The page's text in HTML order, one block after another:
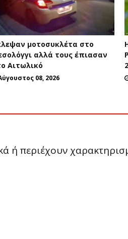
μοτοσυκλέτα στο
αλλά τους έπιασαν
Αιτωλικό
08, 2026
ή περιέχουν